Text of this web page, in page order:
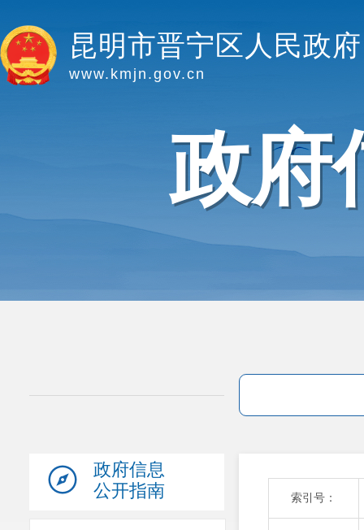
昆明市晋宁区人民政府
www.kmjn.gov.cn
政府
政府信息
公开指南
索引号：